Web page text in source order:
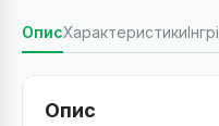
ОписХарактеристики
Опис